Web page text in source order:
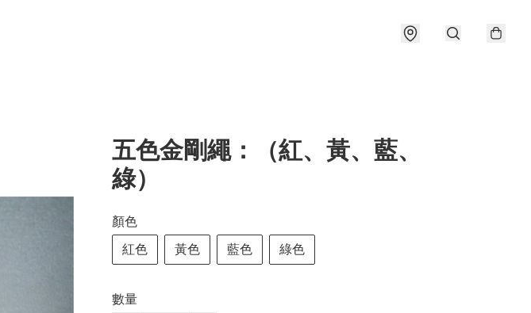
五色金剛繩：（紅、黃、藍、
綠）
顏色
紅色 黃色 藍色 綠色
數量